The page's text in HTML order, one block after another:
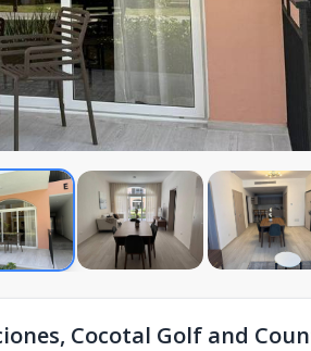
Cocotal Golf and